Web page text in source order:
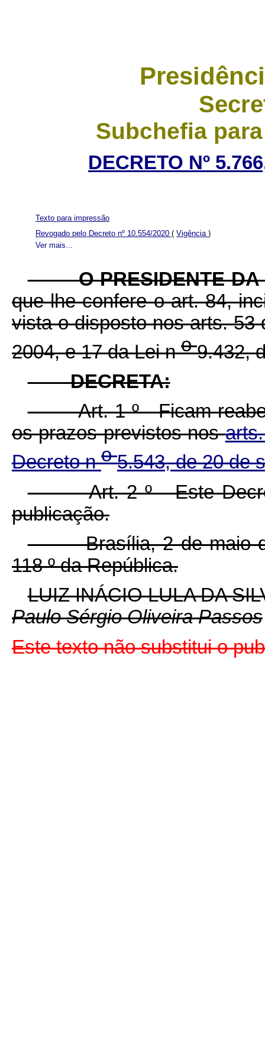
Subchefia
DECRETO Nº
Ver mais...
Texto para impressão
Revogado pelo Decreto nº 10.554/2020 ( Vigência )
O PRESIDENTE DA
que lhe confere o art. 84,
vista o disposto nos arts. 53
2004, e 17 da Lei no9.432,
DECRETA:
Art. 1ºFicam
os prazos previstos nos
Decreto no5.543, de 20 de
Art. 2ºEste
publicação.
Brasília, 2 de maio
118ºda República.
LUIZ INÁCIO LULA DA
Paulo Sérgio Oliveira Passos
Este texto não substitui o